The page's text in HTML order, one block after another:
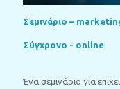
Σεμινάριο –
Σύγχρονο - online
Ένα σεμινάριο για